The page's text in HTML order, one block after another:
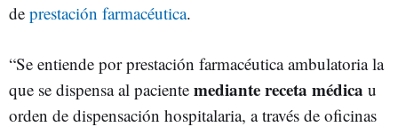
de prestación farmacéutica.
“Se entiende por prestación farmacéutica ambulatoria la
que se dispensa al paciente mediante receta médica u
orden de dispensación hospitalaria, a través de oficinas